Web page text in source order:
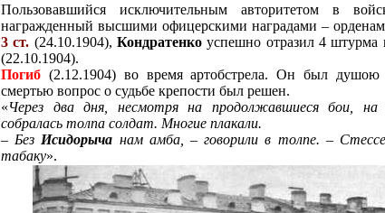
Пользовавшийся исключительным авторитетом в
награжденный высшими офицерскими наградами –
3 ст. (24.10.1904),Кондратенко успешно отразил 4 штурма
(22.10.1904).
Погиб (2.12.1904) во время артобстрела. Он был
смертью вопрос о судьбе крепости был решен.
«Через два дня, несмотря на продолжавшиеся бои, на
собралась толпа солдат. Многие плакали.
– Без Исидорыча нам амба, – говорили в толпе. –
табаку».